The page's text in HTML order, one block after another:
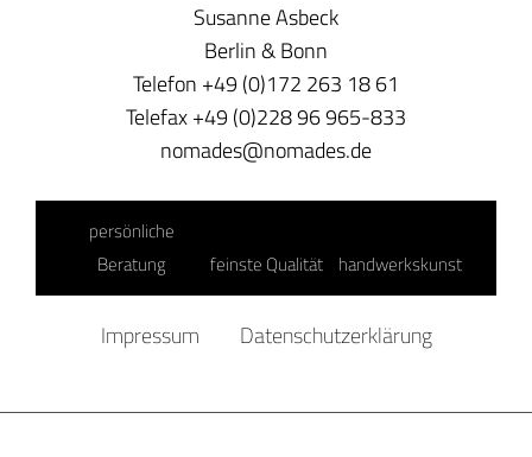
Susanne Asbeck
Berlin & Bonn
Telefon +49 (0)172 263 18 61
Telefax +49 (0)228 96 965-833
nomades@nomades.de
persönliche
Beratung
feinste Qualität handwerkskunst
Impressum Datenschutzerklärung